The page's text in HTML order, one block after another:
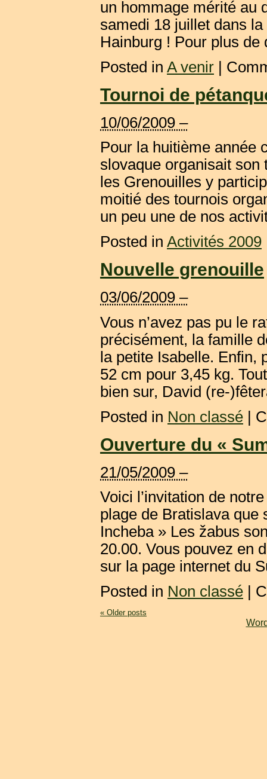
un hommage mérité au
samedi 18 juillet dans
Hainburg ! Pour plus de
Posted in A venir |
Tournoi de
10/06/2009 –
Pour la huitième année
slovaque organisait son
les Grenouilles y
moitié des tournois
un peu une de nos
Posted in Activités 2009
Nouvelle grenouille
03/06/2009 –
Vous n’avez pas pu le
précisément, la famille
la petite Isabelle. Enfin,
52 cm pour 3,45 kg.
bien sur, David (re-
Posted in Non classé |
Ouverture du «
21/05/2009 –
Voici l’invitation de
plage de Bratislava que
Incheba » Les žabus
20.00. Vous pouvez en
sur la page internet du
Posted in Non classé
« Older posts